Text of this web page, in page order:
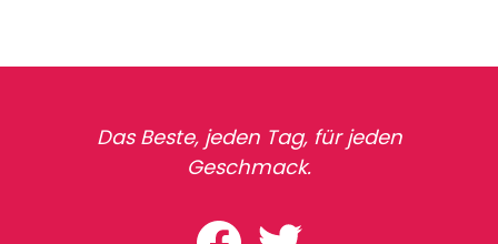
Das Beste, jeden Tag, für jeden
Geschmack.